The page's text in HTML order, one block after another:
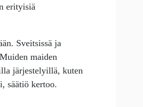
erityisiä
Sveitsissä ja
maiden
järjestelyillä, kuten
säätiö kertoo.